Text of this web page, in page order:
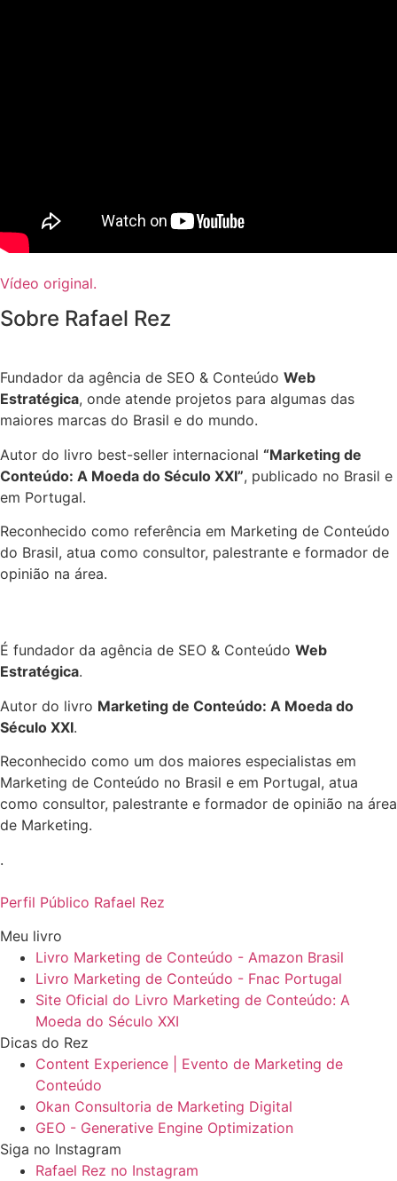
Vídeo original.
Sobre Rafael Rez
Fundador da agência de SEO & Conteúdo Web
Estratégica, onde atende projetos para algumas das
maiores marcas do Brasil e do mundo.
Autor do livro best-seller internacional “Marketing de
Conteúdo: A Moeda do Século XXI”, publicado no Brasil e
em Portugal.
Reconhecido como referência em Marketing de Conteúdo
do Brasil, atua como consultor, palestrante e formador de
opinião na área.
É fundador da agência de SEO & Conteúdo Web
Estratégica.
Autor do livro Marketing de Conteúdo: A Moeda do
Século XXI.
Reconhecido como um dos maiores especialistas em
Marketing de Conteúdo no Brasil e em Portugal, atua
como consultor, palestrante e formador de opinião na área
de Marketing.
.
Perfil Público Rafael Rez
Meu livro
Livro Marketing de Conteúdo - Amazon Brasil
Livro Marketing de Conteúdo - Fnac Portugal
Site Oficial do Livro Marketing de Conteúdo: A
Moeda do Século XXI
Dicas do Rez
Content Experience | Evento de Marketing de
Conteúdo
Okan Consultoria de Marketing Digital
GEO - Generative Engine Optimization
Siga no Instagram
Rafael Rez no Instagram